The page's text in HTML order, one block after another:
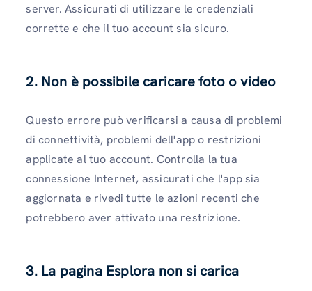
server. Assicurati di utilizzare le credenziali
corrette e che il tuo account sia sicuro.
2. Non è possibile caricare foto o video
Questo errore può verificarsi a causa di problemi
di connettività, problemi dell'app o restrizioni
applicate al tuo account. Controlla la tua
connessione Internet, assicurati che l'app sia
aggiornata e rivedi tutte le azioni recenti che
potrebbero aver attivato una restrizione.
3. La pagina Esplora non si carica